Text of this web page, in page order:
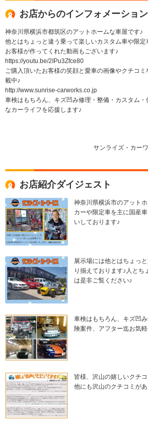
お店からのインフォメーション
神奈川県横浜市都筑区のアットホームな車屋です♪
他とはちょっと違う乗って楽しいカスタム車や限
お客様が作ってくれた動画もございます♪
https://youtu.be/2IPu3Zfce80
ご購入頂いたお客様の笑顔と愛車の画像やクチコ
載中♪
http://www.sunrise-carworks.co.jp
車検はもちろん、キズ凹み修理・整備・カスタム
なカーライフを応援します♪
サンライズ・カー
お店紹介ダイジェスト
神奈川県横浜市のアット
カーや限定車を主に国産
いしております♪
展示場には他とはちょっ
り揃えております♪人とち
は是非ご覧ください♪
車検はもちろん、キズ凹
険案件、アフター迄お気
皆様、沢山の嬉しいクチ
他にも沢山のクチコミが